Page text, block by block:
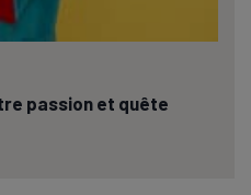
passion et quête